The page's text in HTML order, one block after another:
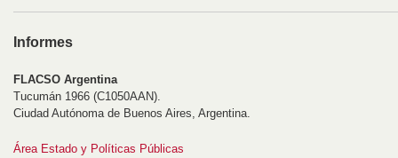
Informes
FLACSO Argentina
Tucumán 1966 (C1050AAN).
Ciudad Autónoma de Buenos Aires, Argentina.
Área Estado y Políticas Públicas